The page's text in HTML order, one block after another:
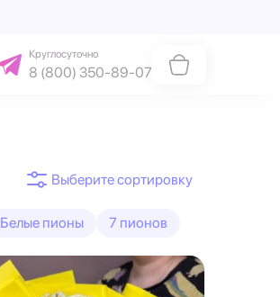
Круглосуточно
8 (800) 350-89-07
Белые пионы 7 пионов